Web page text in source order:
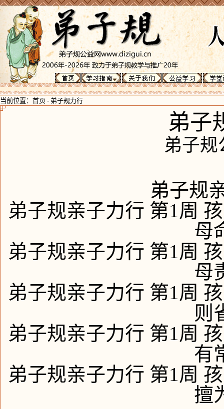
当前位置： 首页 - 弟子规力行
弟子
弟子规
弟子规
弟子规亲子力行 第1周
母
弟子规亲子力行 第1周
母
弟子规亲子力行 第1周
则
弟子规亲子力行 第1周
有
弟子规亲子力行 第1周
擅